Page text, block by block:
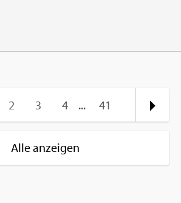
2 3 4 ... 41
Alle anzeigen